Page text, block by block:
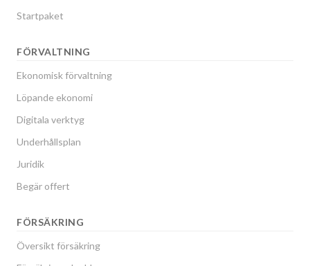
Startpaket
FÖRVALTNING
Ekonomisk förvaltning
Löpande ekonomi
Digitala verktyg
Underhållsplan
Juridik
Begär offert
FÖRSÄKRING
Översikt försäkring